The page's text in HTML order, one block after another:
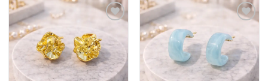
lista de
deseos
lista de
deseos